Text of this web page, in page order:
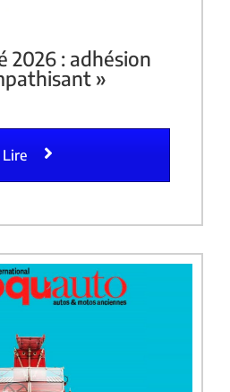
2026 : adhésion
»
Lire